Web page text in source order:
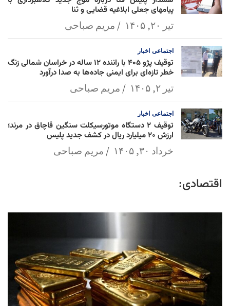
پیامهای جعلی ابلاغیه قضایی و ثنا
تیر ۲۰, ۱۴۰۵ مریم صباحی
اجتماعی اخبار
توقیف پژو ۴۰۵ با راننده ۱۲ ساله در خراسان شمالی زنگ
خطر تازه‌ای برای ایمنی جاده‌ها به صدا درآورد
تیر ۲, ۱۴۰۵ مریم صباحی
اجتماعی اخبار
توقیف ۲ دستگاه موتورسیکلت سنگین قاچاق در مرند؛
ارزش ۲۰ میلیارد ریال در کشف جدید پلیس
خرداد ۳۰, ۱۴۰۵ مریم صباحی
اقتصادی: